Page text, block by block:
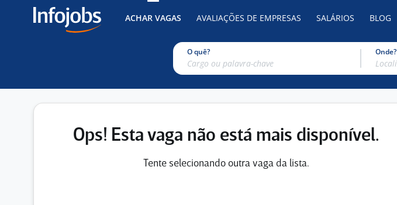
ACHAR VAGAS AVALIAÇÕES DE EMPRESAS SALÁRIOS BLOG
O quê? Onde?
Ops! Esta vaga não está mais disponível.
Tente selecionando outra vaga da lista.